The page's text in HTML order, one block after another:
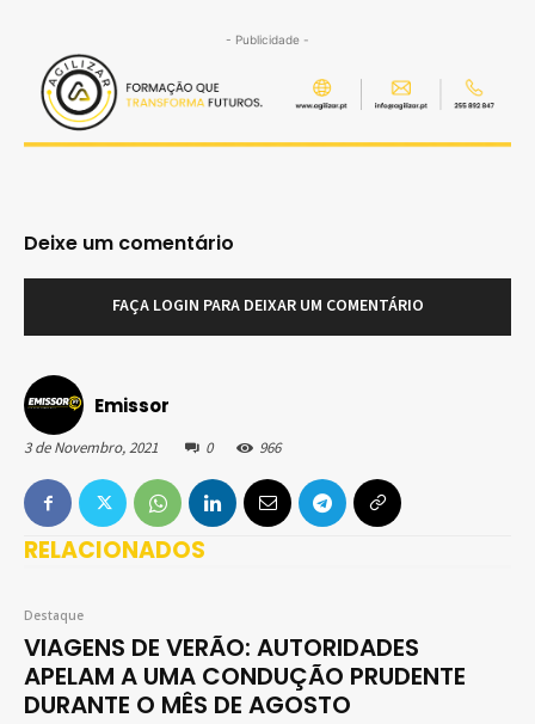
Emissor
3 de Novembro, 2021 0 966
RELACIONADOS
Destaque
VIAGENS DE VERÃO: AUTORIDADES
APELAM A UMA CONDUÇÃO PRUDENTE
DURANTE O MÊS DE AGOSTO
- Publicidade -
Deixe um comentário
FAÇA LOGIN PARA DEIXAR UM COMENTÁRIO